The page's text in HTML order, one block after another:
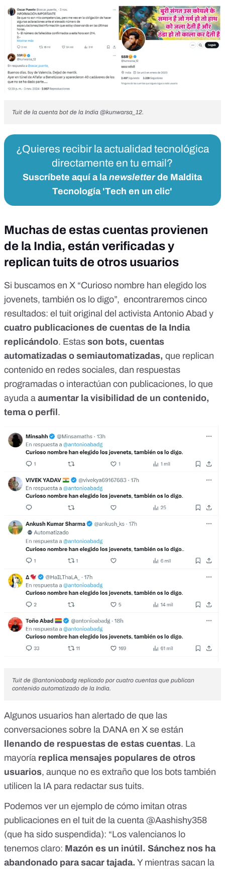
Tuit de la cuenta bot de la India @kunwarsa_12.
¿Quieres recibir la actualidad tecnológica
directamente en tu email?
Suscríbete aquí a lanewsletterde Maldita
Tecnología 'Tech en un clic'
Muchas de estas cuentas provienen
de la India, están verificadas y
replican tuits de otros usuarios
Si buscamos en X “Curioso nombre han elegido los
jovenets, también os lo digo”, encontraremos cinco
resultados: el tuit original del activista Antonio Abad y
cuatro publicaciones de cuentas de la India
replicándolo. Estas son bots, cuentas
automatizadas o semiautomatizadas, que replican
contenido en redes sociales, dan respuestas
programadas o interactúan con publicaciones, lo que
ayuda a aumentar la visibilidad de un contenido,
tema o perfil.
Tuit de @antonioabadg replicado por cuatro cuentas que publican
contenido automatizado de la India.
Algunos usuarios han alertado de que las
conversaciones sobre la DANA en X se están
llenando de respuestas de estas cuentas. La
mayoría replica mensajes populares de otros
usuarios, aunque no es extraño que los bots también
utilicen la IA para redactar sus tuits.
Podemos ver un ejemplo de cómo imitan otras
publicaciones en el tuit de la cuenta @Aashishy358
(que ha sido suspendida): “Los valencianos lo
tenemos claro: Mazón es un inútil. Sánchez nos ha
abandonado para sacar tajada. Y mientras sacan la